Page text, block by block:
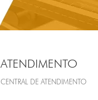
ATENDIMENTO
CENTRAL DE ATENDIMENTO